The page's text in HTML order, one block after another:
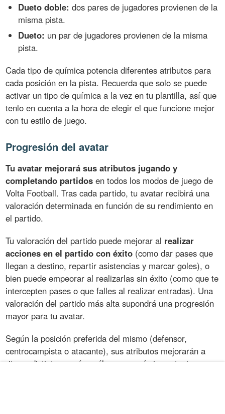
Dueto doble: dos pares de jugadores provienen de la
misma pista.
Dueto: un par de jugadores provienen de la misma
pista.
Cada tipo de química potencia diferentes atributos para
cada posición en la pista. Recuerda que solo se puede
activar un tipo de química a la vez en tu plantilla, así que
tenlo en cuenta a la hora de elegir el que funcione mejor
con tu estilo de juego.
Progresión del avatar
Tu avatar mejorará sus atributos jugando y
completando partidos en todos los modos de juego de
Volta Football. Tras cada partido, tu avatar recibirá una
valoración determinada en función de su rendimiento en
el partido.
Tu valoración del partido puede mejorar al realizar
acciones en el partido con éxito (como dar pases que
llegan a destino, repartir asistencias y marcar goles), o
bien puede empeorar al realizarlas sin éxito (como que te
intercepten pases o que falles al realizar entradas). Una
valoración del partido más alta supondrá una progresión
mayor para tu avatar.
Según la posición preferida del mismo (defensor,
centrocampista o atacante), sus atributos mejorarán a
ritmos distintos según cuáles sean más importantes para